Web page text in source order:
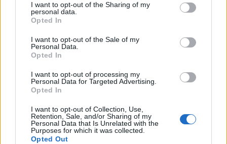
I want to opt-out of the Sharing of my
personal data.
Opted In
I want to opt-out of the Sale of my
Personal Data.
Opted In
I want to opt-out of processing my
Personal Data for Targeted Advertising.
Opted In
I want to opt-out of Collection, Use,
Retention, Sale, and/or Sharing of my
Personal Data that Is Unrelated with the
Purposes for which it was collected.
Opted Out